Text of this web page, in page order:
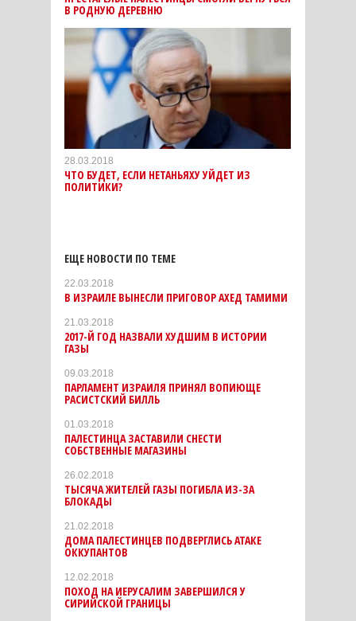
В РОДНУЮ ДЕРЕВНЮ
28.03.2018
ЧТО БУДЕТ, ЕСЛИ НЕТАНЬЯХУ УЙДЕТ ИЗ
ПОЛИТИКИ?
ЕЩЕ НОВОСТИ ПО ТЕМЕ
22.03.2018
В ИЗРАИЛЕ ВЫНЕСЛИ ПРИГОВОР АХЕД ТАМИМИ
21.03.2018
2017-Й ГОД НАЗВАЛИ ХУДШИМ В ИСТОРИИ
ГАЗЫ
09.03.2018
ПАРЛАМЕНТ ИЗРАИЛЯ ПРИНЯЛ ВОПИЮЩЕ
РАСИСТСКИЙ БИЛЛЬ
01.03.2018
ПАЛЕСТИНЦА ЗАСТАВИЛИ СНЕСТИ
СОБСТВЕННЫЕ МАГАЗИНЫ
26.02.2018
ТЫСЯЧА ЖИТЕЛЕЙ ГАЗЫ ПОГИБЛА ИЗ-ЗА
БЛОКАДЫ
21.02.2018
ДОМА ПАЛЕСТИНЦЕВ ПОДВЕРГЛИСЬ АТАКЕ
ОККУПАНТОВ
12.02.2018
ПОХОД НА ИЕРУСАЛИМ ЗАВЕРШИЛСЯ У
СИРИЙСКОЙ ГРАНИЦЫ